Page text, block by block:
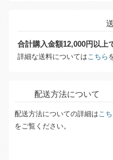
合計購入金額12,000円以上
詳細な送料についてはこちら
配送方法について
配送方法についての詳細はこ
をご覧ください。